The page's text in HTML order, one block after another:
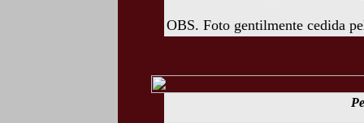
OBS. Foto gentilmente cedida